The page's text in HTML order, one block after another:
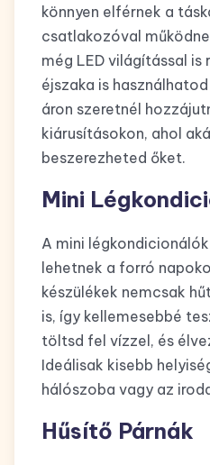
könnyen elférnek a
csatlakozóval
még LED világítással is
éjszaka is
áron szeretnél
kiárusításokon, ahol
beszerezheted őket.
Mini
A mini
lehetnek a forró
készülékek nemcsak
is, így kellemesebbé
töltsd fel vízzel, és
Ideálisak kisebb
hálószoba vagy az
Hűsítő Párnák